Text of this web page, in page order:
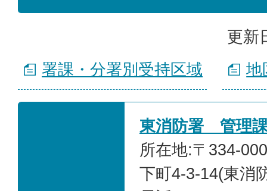
更新
署課・分署別受持区域
地
東消防署 管理
所在地:〒334-
下町4-3-14(東消